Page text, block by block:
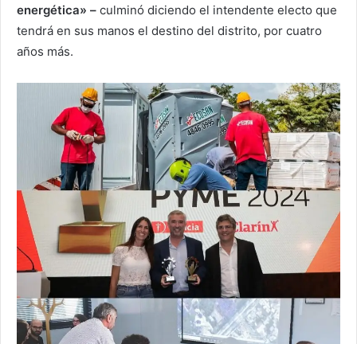
energética» – culminó diciendo el intendente electo que
tendrá en sus manos el destino del distrito, por cuatro
años más.